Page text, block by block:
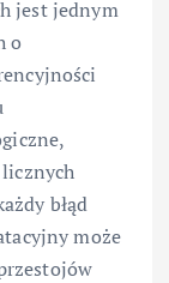
jest jednym
o
licznych
błąd
może